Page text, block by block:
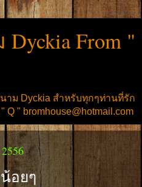
From "
ม Dyckia สำหรับทุกๆท่านที่รัก
" bromhouse@hotmail.com
น้อยๆ